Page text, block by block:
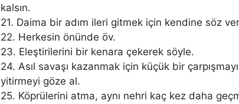
kalsın.
21. Daima bir adım ileri gitmek için kendine söz
22. Herkesin önünde öv.
23. Eleştirilerini bir kenara çekerek söyle.
24. Asıl savaşı kazanmak için küçük bir çarpışmayı
yitirmeyi göze al.
25. Köprülerini atma, aynı nehri kaç kez daha